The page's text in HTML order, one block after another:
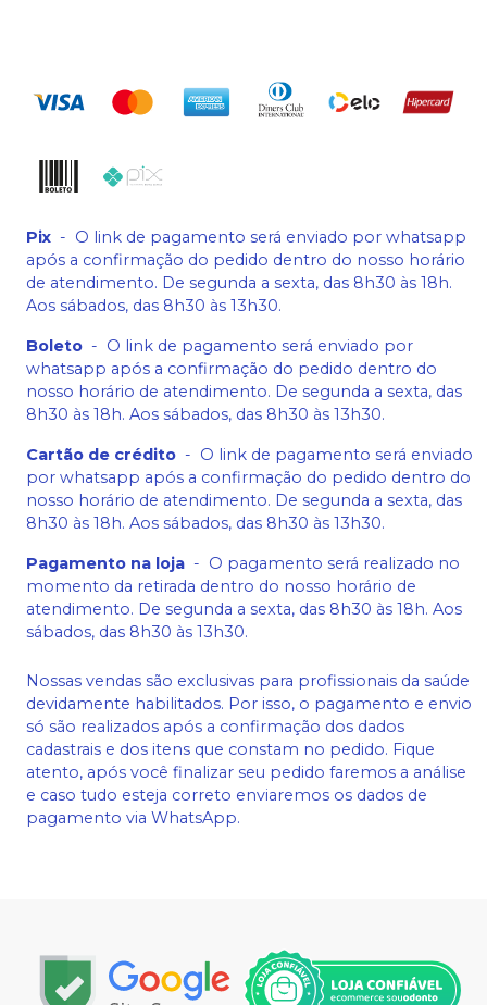
Pix - O link de pagamento será enviado por whatsapp
após a confirmação do pedido dentro do nosso horário
de atendimento. De segunda a sexta, das 8h30 às 18h.
Aos sábados, das 8h30 às 13h30.
Boleto - O link de pagamento será enviado por
whatsapp após a confirmação do pedido dentro do
nosso horário de atendimento. De segunda a sexta, das
8h30 às 18h. Aos sábados, das 8h30 às 13h30.
Cartão de crédito - O link de pagamento será enviado
por whatsapp após a confirmação do pedido dentro do
nosso horário de atendimento. De segunda a sexta, das
8h30 às 18h. Aos sábados, das 8h30 às 13h30.
Pagamento na loja - O pagamento será realizado no
momento da retirada dentro do nosso horário de
atendimento. De segunda a sexta, das 8h30 às 18h. Aos
sábados, das 8h30 às 13h30.
Nossas vendas são exclusivas para profissionais da saúde
devidamente habilitados. Por isso, o pagamento e envio
só são realizados após a confirmação dos dados
cadastrais e dos itens que constam no pedido. Fique
atento, após você finalizar seu pedido faremos a análise
e caso tudo esteja correto enviaremos os dados de
pagamento via WhatsApp.